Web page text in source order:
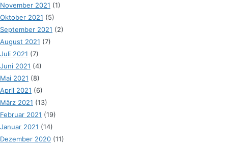
November 2021 (1)
Oktober 2021 (5)
September 2021 (2)
August 2021 (7)
Juli 2021 (7)
Juni 2021 (4)
Mai 2021 (8)
April 2021 (6)
März 2021 (13)
Februar 2021 (19)
Januar 2021 (14)
Dezember 2020 (11)